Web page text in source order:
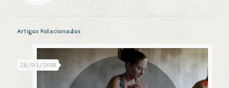
Artigos Relacionados
28/03/2018